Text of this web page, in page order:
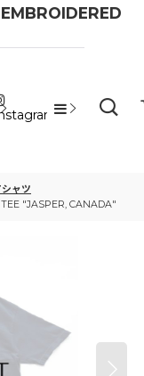
ャツ
"JASPER, CANADA"